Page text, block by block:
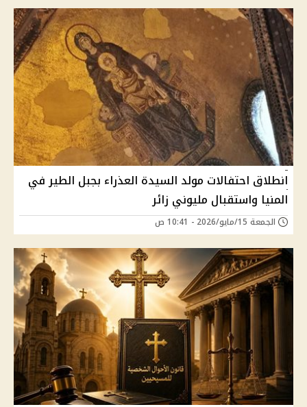
انطلاق احتفالات مولد السيدة العذراء بجبل الطير في
المنيا واستقبال مليوني زائر
الجمعة 15/مايو/2026 - 10:41 ص